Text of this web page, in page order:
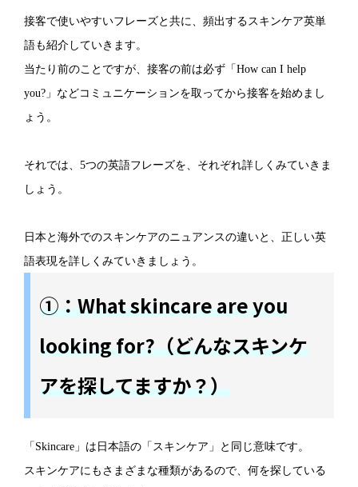
接客で使いやすいフレーズと共に、頻出するスキンケア英単
語も紹介していきます。
当たり前のことですが、接客の前は必ず「How can I help
you?」などコミュニケーションを取ってから接客を始めまし
ょう。
それでは、5つの英語フレーズを、それぞれ詳しくみていきま
しょう。
日本と海外でのスキンケアのニュアンスの違いと、正しい英
語表現を詳しくみていきましょう。
①：What skincare are you
looking for?（どんなスキンケ
アを探してますか？）
「Skincare」は日本語の「スキンケア」と同じ意味です。
スキンケアにもさまざまな種類があるので、何を探している